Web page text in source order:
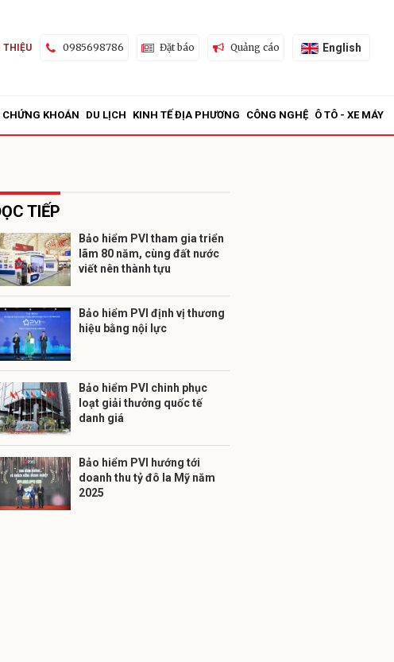
THIỆU 0985698786 Đặt báo Quảng cáo English
KHOÁN DU LỊCH KINH TẾ ĐỊA PHƯƠNG CÔNG NGHỆ Ô TÔ - XE MÁY
TIẾP
Bảo hiểm PVI tham gia triển
lãm 80 năm, cùng đất nước
viết nên thành tựu
Bảo hiểm PVI định vị thương
hiệu bằng nội lực
Bảo hiểm PVI chinh phục
loạt giải thưởng quốc tế
danh giá
Bảo hiểm PVI hướng tới
doanh thu tỷ đô la Mỹ năm
2025
Gửi